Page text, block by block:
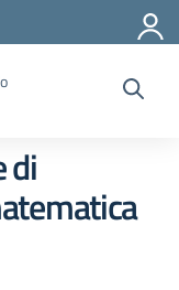
di